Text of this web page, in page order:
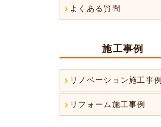
よくある質問
施工事例
リノベーション施工事例
リフォーム施工事例